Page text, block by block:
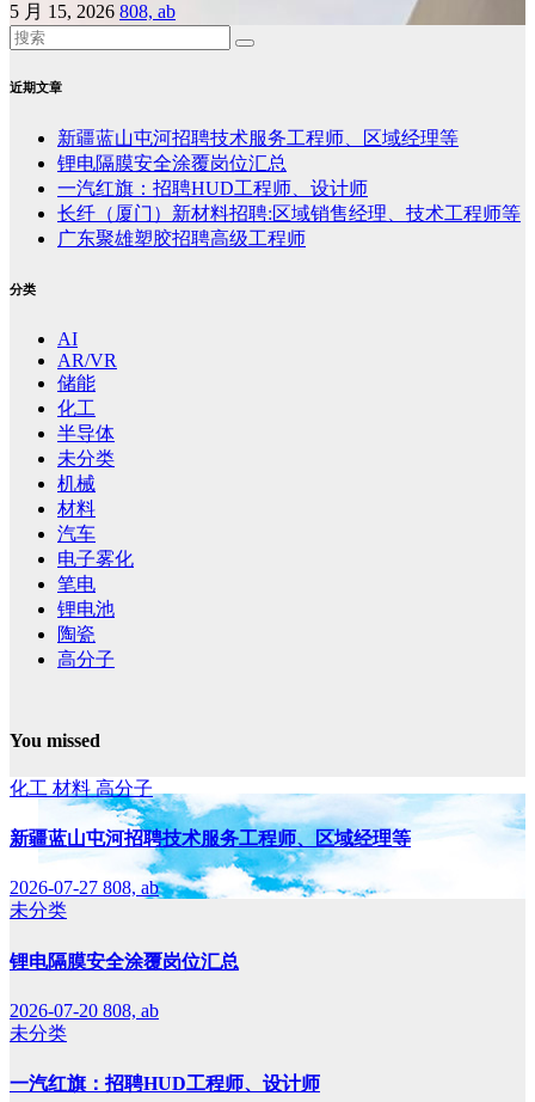
5 月 15, 2026 808, ab
近期文章
新疆蓝山屯河招聘技术服务工程师、区域经理等
锂电隔膜安全涂覆岗位汇总
一汽红旗：招聘HUD工程师、设计师
长纤（厦门）新材料招聘:区域销售经理、技术工程师等
广东聚雄塑胶招聘高级工程师
分类
AI
AR/VR
储能
化工
半导体
未分类
机械
材料
汽车
电子雾化
笔电
锂电池
陶瓷
高分子
You missed
化工 材料 高分子
新疆蓝山屯河招聘技术服务工程师、区域经理等
2026-07-27 808, ab
未分类
锂电隔膜安全涂覆岗位汇总
2026-07-20 808, ab
未分类
一汽红旗：招聘HUD工程师、设计师